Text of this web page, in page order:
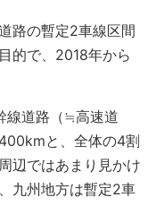
路の暫定2車線区間
的で、2018年から
線道路（≒高速道
と、全体の4割
辺ではあまり見かけ
九州地方は暫定2車